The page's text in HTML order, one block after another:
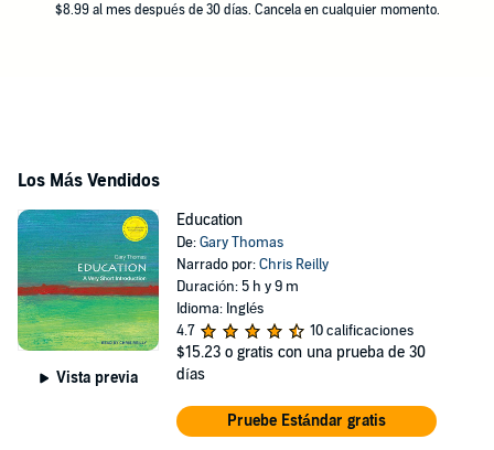
$8.99 al mes después de 30 días. Cancela en cualquier momento.
Los Más Vendidos
Vista previa
Education
De:Gary Thomas
Narrado por:Chris Reilly
Duración: 5 h y 9 m
Idioma: Inglés
4.7
10 calificaciones
$15.23 o gratis con una prueba de 30
días
Pruebe Estándar gratis